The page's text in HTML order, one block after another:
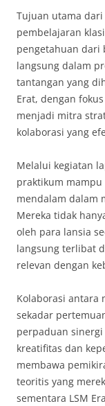
Tujuan utama
pembelajaran
pengetahuan dari
langsung dalam
tantangan yang
Erat, dengan
menjadi mitra
kolaborasi yang
Melalui kegiatan
praktikum
mendalam dalam
Mereka tidak
oleh para lansia
langsung terlibat
relevan dengan
Kolaborasi antara
sekadar
perpaduan
kreatifitas dan
membawa
teoritis yang
sementara LSM